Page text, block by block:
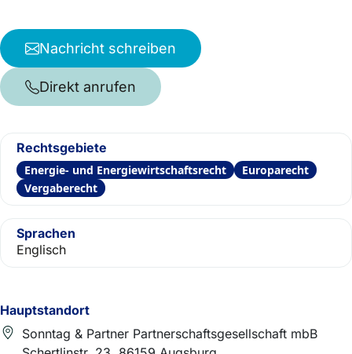
Hauptstandort
Sonntag & Partner Partnerschaftsgesellschaft mbB
Nachricht schreiben
Direkt anrufen
Rechtsgebiete
Energie- und Energiewirtschaftsrecht
Europarecht
Vergaberecht
Sprachen
Englisch